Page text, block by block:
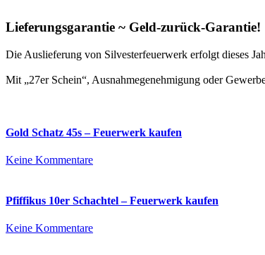
Lieferungsgarantie ~ Geld-zurück-Garantie!
Die Auslieferung von Silvesterfeuerwerk erfolgt dieses
Mit „27er Schein“, Ausnahmegenehmigung oder
Gold Schatz 45s – Feuerwerk kaufen
Keine Kommentarezu
45s
–
kaufen
Pfiffikus 10er Schachtel – Feuerwerk kaufen
Keine Kommentarezu